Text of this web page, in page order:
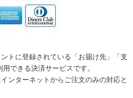
トに登録されている「お届け先」「支
できる決済サービスです。
ンターネットからご注文のみの対応と